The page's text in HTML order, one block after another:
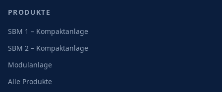
PRODUKTE
SBM 1 – Kompaktanlage
SBM 2 – Kompaktanlage
Modulanlage
Alle Produkte